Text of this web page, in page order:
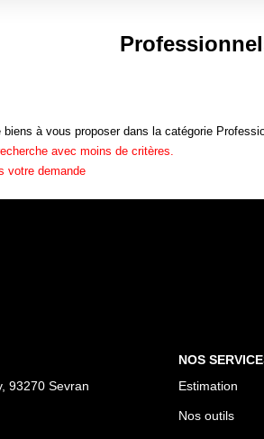
biens à vous proposer dans la catégorie
avec moins de critères.
votre demande
93270 Sevran
NOS
Estimation
Nos outils